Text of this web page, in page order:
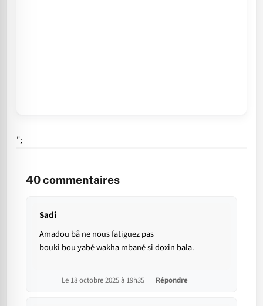
";
40commentaires
Sadi
Amadou bâ ne nous fatiguez pas
bouki bou yabé wakha mbané si doxin bala.
Le 18 octobre 2025 à 19h35 Répondre